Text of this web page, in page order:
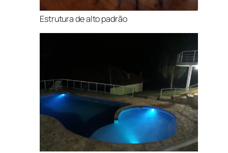
Estrutura de alto padrão